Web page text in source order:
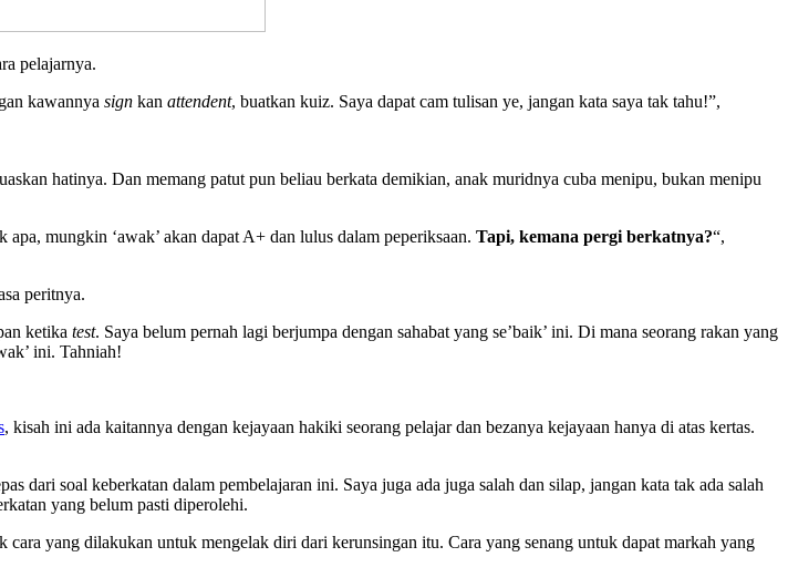
pelajarnya.
kawannya sign kan attendent, buatkan kuiz. Saya dapat cam tulisan ye, jangan kata saya tak tahu!”,
hatinya. Dan memang patut pun beliau berkata demikian, anak muridnya cuba menipu, bukan menipu
mungkin ‘awak’ akan dapat A+ dan lulus dalam peperiksaan. Tapi, kemana pergi berkatnya?“,
peritnya.
ketika test. Saya belum pernah lagi berjumpa dengan sahabat yang se’baik’ ini. Di mana seorang rakan yang
ini. Tahniah!
, kisah ini ada kaitannya dengan kejayaan hakiki seorang pelajar dan bezanya kejayaan hanya di atas kertas.
dari soal keberkatan dalam pembelajaran ini. Saya juga ada juga salah dan silap, jangan kata tak ada salah
yang belum pasti diperolehi.
yang dilakukan untuk mengelak diri dari kerunsingan itu. Cara yang senang untuk dapat markah yang